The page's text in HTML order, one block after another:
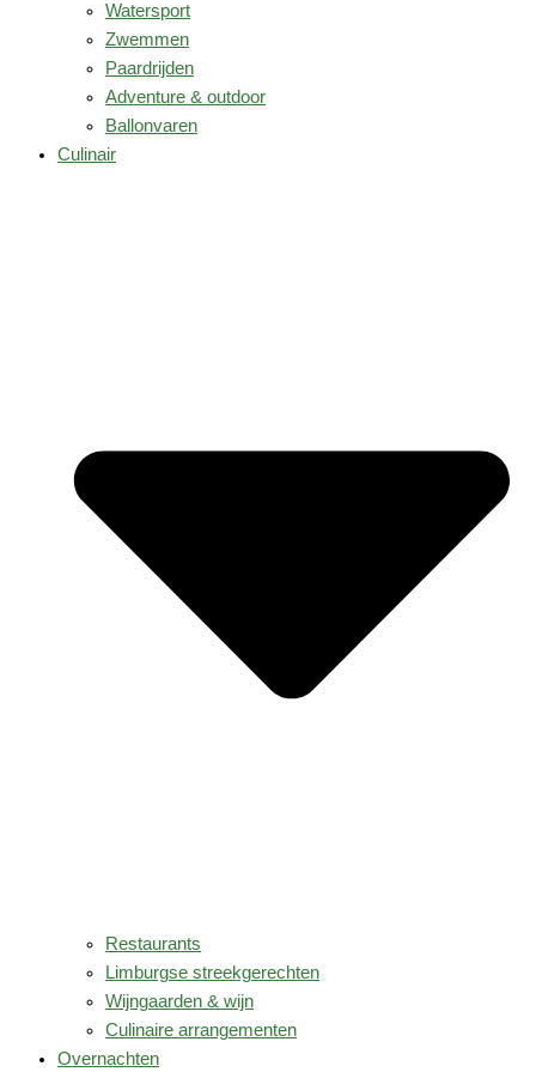
Watersport
Zwemmen
Paardrijden
Adventure & outdoor
Ballonvaren
Culinair
Restaurants
Limburgse streekgerechten
Wijngaarden & wijn
Culinaire arrangementen
Overnachten